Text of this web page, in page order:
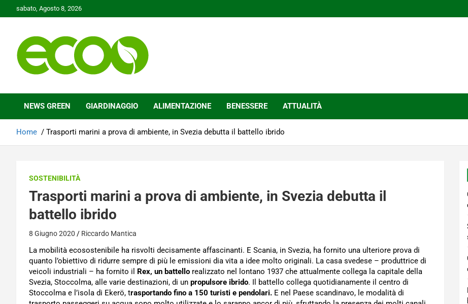
to
sabato, Agosto 8, 2026
Ecoo.it
NEWS GREEN GIARDINAGGIO ALIMENTAZIONE BENESSERE ATTUALITÀ
Home Trasporti marini a prova di ambiente, in Svezia debutta il battello ibrido
SOSTENIBILITÀ
Trasporti marini a prova di ambiente, in Svezia debutta il
battello ibrido
8 Giugno 2020 Riccardo Mantica
La mobilità ecosostenibile ha risvolti decisamente affascinanti. E Scania, in Svezia, ha fornito una ulteriore prova di
quanto l’obiettivo di ridurre sempre di più le emissioni dia vita a idee molto originali. La casa svedese – produttrice di
veicoli industriali – ha fornito il Rex, un battello realizzato nel lontano 1937 che attualmente collega la capitale della
Svezia, Stoccolma, alle varie destinazioni, di un propulsore ibrido. Il battello collega quotidianamente il centro di
Stoccolma e l’isola di Ekerö, trasportando fino a 150 turisti e pendolari. E nel Paese scandinavo, le modalità di